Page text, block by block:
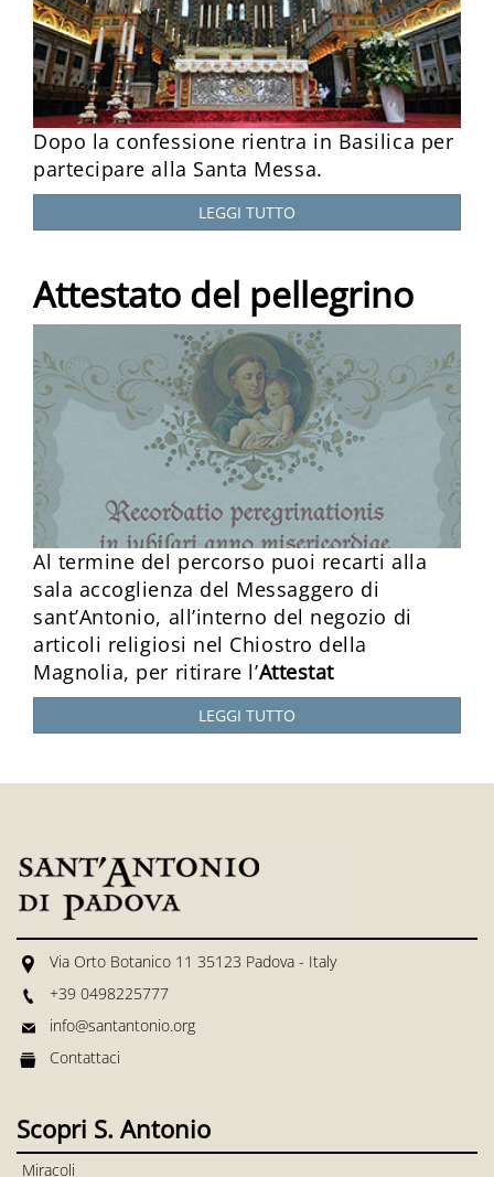
Dopo la confessione rientra in Basilica per
partecipare alla Santa Messa.
LEGGI TUTTO
Attestato del pellegrino
Al termine del percorso puoi recarti alla
sala accoglienza del Messaggero di
sant’Antonio, all’interno del negozio di
articoli religiosi nel Chiostro della
Magnolia, per ritirare l’Attestat
LEGGI TUTTO
Via Orto Botanico 11 35123 Padova - Italy
+39 0498225777
info@santantonio.org
Contattaci
Scopri S. Antonio
Miracoli